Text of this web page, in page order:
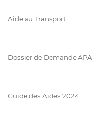
Aide au Transport
Dossier de Demande APA
Guide des Aides 2024